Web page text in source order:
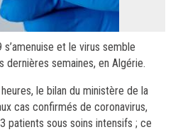
et le virus semble
dernières semaines, en Algérie.
le bilan du ministère de la
cas confirmés de coronavirus,
sous soins intensifs ; ce